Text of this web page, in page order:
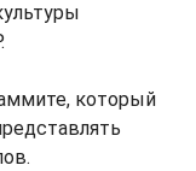
который